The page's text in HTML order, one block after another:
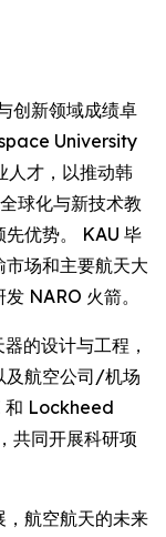
创新领域成绩卓
University
人才，以推动韩
球化与新技术教
先优势。 KAU 毕
场和主要航天大
NARO 火箭。
的设计与工程，
及航空公司/机场
和 Lockheed
共同开展科研项
航空航天的未来